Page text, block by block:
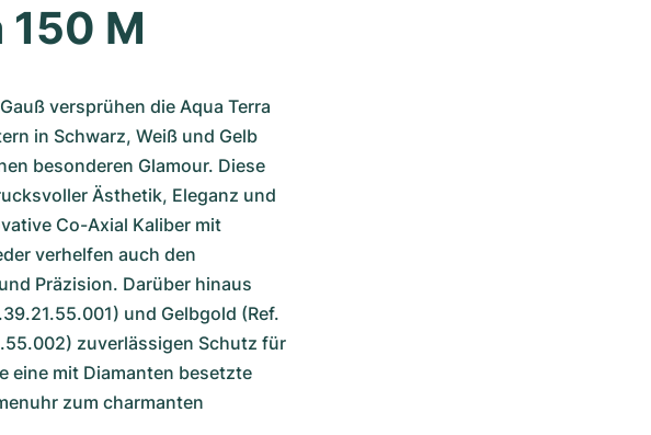
150 M
versprühen die Aqua Terra
in Schwarz, Weiß und Gelb
besonderen Glamour. Diese
Ästhetik, Eleganz und
Co-Axial Kaliber mit
verhelfen auch den
Präzision. Darüber hinaus
und Gelbgold (Ref.
zuverlässigen Schutz für
eine mit Diamanten besetzte
zum charmanten